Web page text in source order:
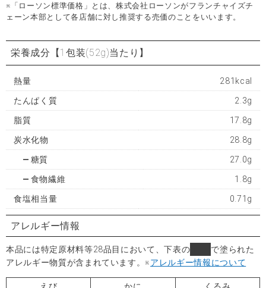
※「ローソン標準価格」とは、株式会社ローソンがフランチャイズチ
ェーン本部として各店舗に対し推奨する売価のことをいいます。
栄養成分 【1包装(52g)当たり】
熱量 281kcal
たんぱく質 2.3g
脂質 17.8g
炭水化物 28.8g
糖質 27.0g
食物繊維 1.8g
食塩相当量 0.71g
アレルギー情報
本品には特定原材料等28品目において、下表の
で塗られた
アレルギー物質が含まれています。※アレルギー情報について